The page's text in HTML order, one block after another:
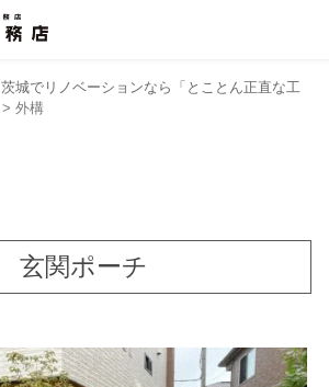
茨城でリノベーションなら「とことん正直な工
> 外構
玄関ポーチ